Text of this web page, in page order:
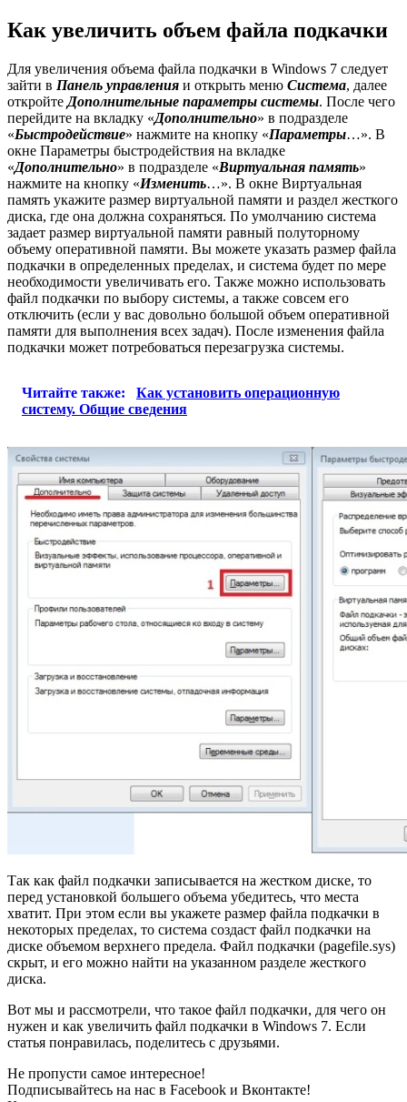
Как увеличить объем файла подкачки
Для увеличения объема файла подкачки в Windows 7 следует
зайти в Панель управления и открыть меню Система, далее
откройте Дополнительные параметры системы. После чего
перейдите на вкладку «Дополнительно» в подразделе
«Быстродействие» нажмите на кнопку «Параметры…». В
окне Параметры быстродействия на вкладке
«Дополнительно» в подразделе «Виртуальная память»
нажмите на кнопку «Изменить…». В окне Виртуальная
память укажите размер виртуальной памяти и раздел жесткого
диска, где она должна сохраняться. По умолчанию система
задает размер виртуальной памяти равный полуторному
объему оперативной памяти. Вы можете указать размер файла
подкачки в определенных пределах, и система будет по мере
необходимости увеличивать его. Также можно использовать
файл подкачки по выбору системы, а также совсем его
отключить (если у вас довольно большой объем оперативной
памяти для выполнения всех задач). После изменения файла
подкачки может потребоваться перезагрузка системы.
Читайте также:
Как установить операционную
систему. Общие сведения
Так как файл подкачки записывается на жестком диске, то
перед установкой большего объема убедитесь, что места
хватит. При этом если вы укажете размер файла подкачки в
некоторых пределах, то система создаст файл подкачки на
диске объемом верхнего предела. Файл подкачки (pagefile.sys)
скрыт, и его можно найти на указанном разделе жесткого
диска.
Вот мы и рассмотрели, что такое файл подкачки, для чего он
нужен и как увеличить файл подкачки в Windows 7. Если
статья понравилась, поделитесь с друзьями.
Не пропусти самое интересное!
Подписывайтесь на нас в Facebook и Вконтакте!